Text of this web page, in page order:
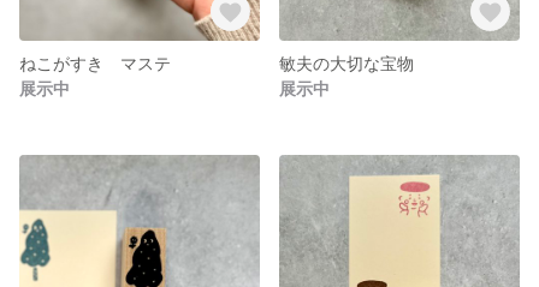
ねこがすき マステ
展示中
敏夫の大切な宝物
展示中